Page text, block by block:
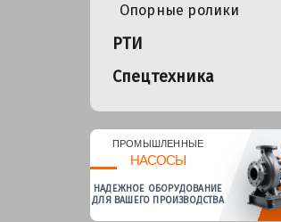
Опорные ролики
РТИ
Спецтехника
ПРОМЫШЛЕННЫЕ
НАСОСЫ
НАДЕЖНОЕ ОБОРУДОВАНИЕ
ДЛЯ ВАШЕГО ПРОИЗВОДСТВА